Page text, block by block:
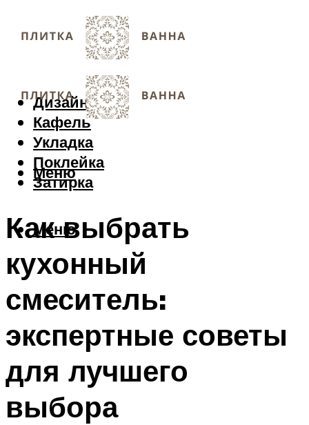
Дизайн
Кафель
Укладка
Поклейка
Затирка
Меню
Меню
Как выбрать
кухонный
смеситель:
экспертные советы
для лучшего
выбора